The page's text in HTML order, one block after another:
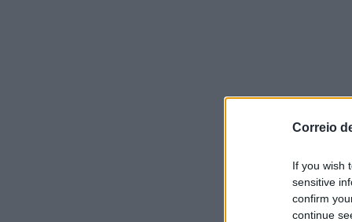
Correio
If you wish
sensitive
confirm
continue